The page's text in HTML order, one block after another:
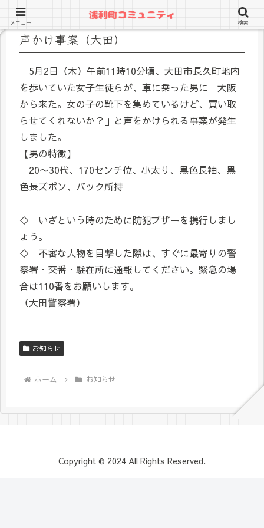
声かけ事案（大田）
5月2日（木）午前11時10分頃、大田市長久町地内
を歩いていた女子生徒らが、車に乗った男に「大阪
から来た。女の子の靴下を集めているけど、買い取
らせてくれないか？」と声をかけられる事案が発生
しました。
【男の特徴】
20〜30代、170センチ位、小太り、黒色長袖、黒
色長ズボン、バック所持
◇ いざという時のために防犯ブザーを携行しまし
ょう。
◇ 不審な人物を目撃した際は、すぐに最寄りの警
察署・交番・駐在所に通報してください。緊急の場
合は110番をお願いします。
（大田警察署）
お知らせ
ホーム お知らせ
Copyright © 2024 All Rights Reserved.
メニュー 検索